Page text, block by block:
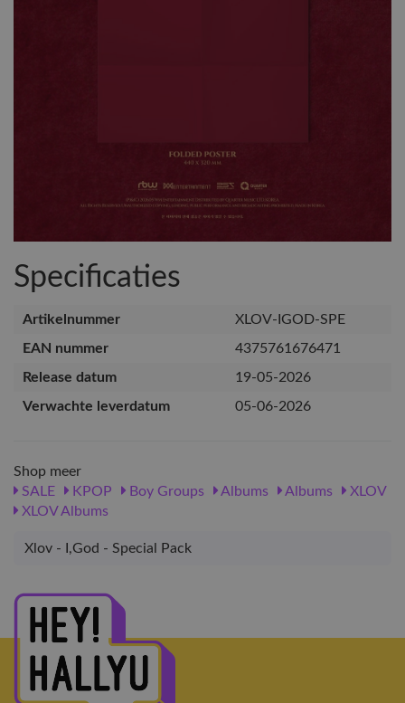
Specificaties
Artikelnummer
XLOV-IGOD-SPE
EAN nummer
4375761676471
Release datum
19-05-2026
Verwachte leverdatum
05-06-2026
Shop meer
SALE
KPOP Boy Groups Albums Albums
XLOV
XLOV Albums
Xlov - I,God - Special Pack